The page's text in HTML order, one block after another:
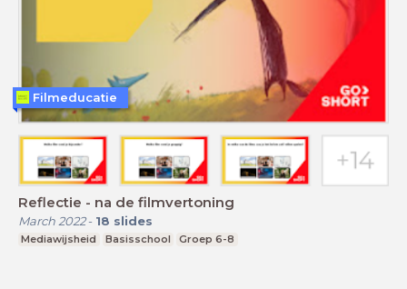
Reflectie - na de filmvertoning
March 2022- 18 slides
Mediawijsheid Basisschool Groep 6-8
Filmeducatie